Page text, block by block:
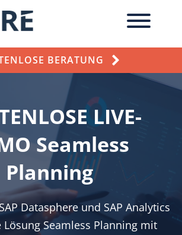
BERATUNG
LIVE-
Seamless
Planning
Datasphere und SAP Analytics
Lösung Seamless Planning mit